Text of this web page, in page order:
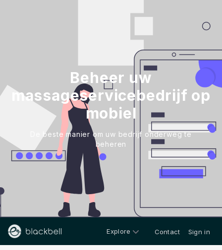
Beheer uw
massageservicebedrijf op
mobiel
De beste manier om uw bedrijf onderweg te
beheren
Explore Contact Sign in